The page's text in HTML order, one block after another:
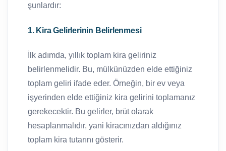
şunlardır:
1. Kira Gelirlerinin Belirlenmesi
İlk adımda, yıllık toplam kira geliriniz
belirlenmelidir. Bu, mülkünüzden elde ettiğiniz
toplam geliri ifade eder. Örneğin, bir ev veya
işyerinden elde ettiğiniz kira gelirini toplamanız
gerekecektir. Bu gelirler, brüt olarak
hesaplanmalıdır, yani kiracınızdan aldığınız
toplam kira tutarını gösterir.